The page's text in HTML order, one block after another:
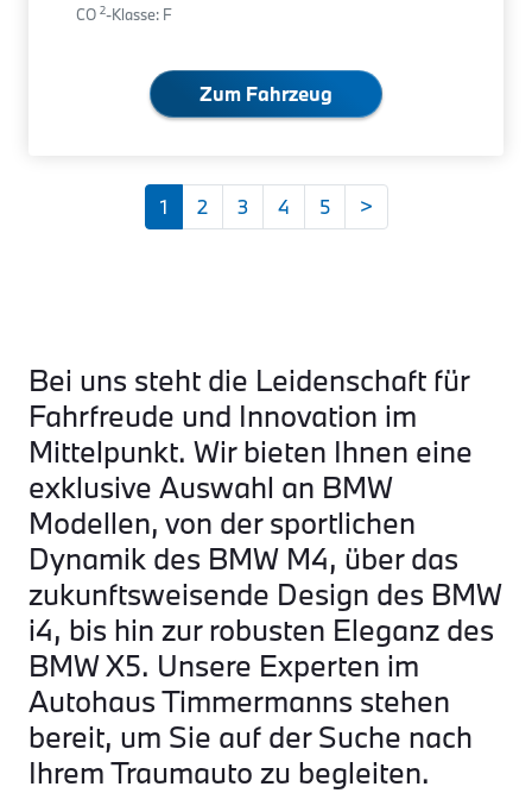
CO 2-Klasse: F
Zum Fahrzeug
1 2 3 4 5 >
Bei uns steht die Leidenschaft für
Fahrfreude und Innovation im
Mittelpunkt. Wir bieten Ihnen eine
exklusive Auswahl an BMW
Modellen, von der sportlichen
Dynamik des BMW M4, über das
zukunftsweisende Design des BMW
i4, bis hin zur robusten Eleganz des
BMW X5. Unsere Experten im
Autohaus Timmermanns stehen
bereit, um Sie auf der Suche nach
Ihrem Traumauto zu begleiten.